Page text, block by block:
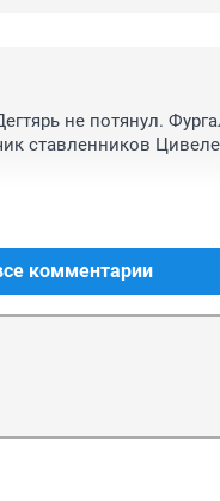
не потянул.
ставленников
комментарии